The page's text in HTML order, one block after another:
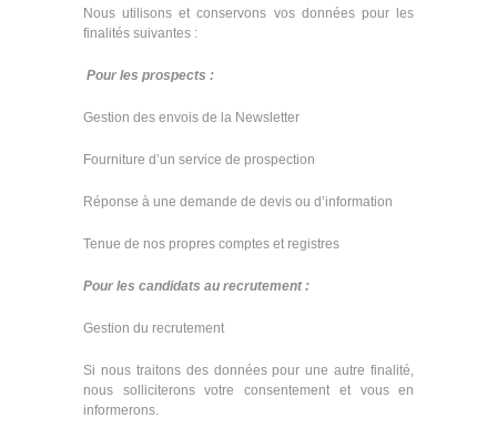
Nous utilisons et conservons vos données pour les
finalités suivantes :
Pour les prospects :
Gestion des envois de la Newsletter
Fourniture d’un service de prospection
Réponse à une demande de devis ou d’information
Tenue de nos propres comptes et registres
Pour les candidats au recrutement :
Gestion du recrutement
Si nous traitons des données pour une autre finalité,
nous solliciterons votre consentement et vous en
informerons.